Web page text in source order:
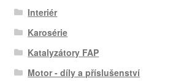
Interiér
Karosérie
Katalyzátory FAP
Motor - díly a příslušenství